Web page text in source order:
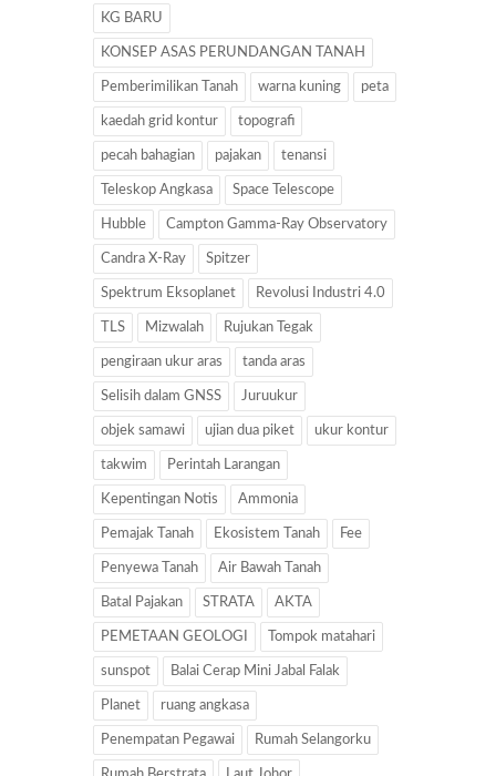
KG BARU
KONSEP ASAS PERUNDANGAN TANAH
Pemberimilikan Tanah warna kuning peta
kaedah grid kontur topografi
pecah bahagian pajakan tenansi
Teleskop Angkasa Space Telescope
Hubble Campton Gamma-Ray Observatory
Candra X-Ray Spitzer
Spektrum Eksoplanet Revolusi Industri 4.0
TLS Mizwalah Rujukan Tegak
pengiraan ukur aras tanda aras
Selisih dalam GNSS Juruukur
objek samawi ujian dua piket ukur kontur
takwim Perintah Larangan
Kepentingan Notis Ammonia
Pemajak Tanah Ekosistem Tanah Fee
Penyewa Tanah Air Bawah Tanah
Batal Pajakan STRATA AKTA
PEMETAAN GEOLOGI Tompok matahari
sunspot Balai Cerap Mini Jabal Falak
Planet ruang angkasa
Penempatan Pegawai Rumah Selangorku